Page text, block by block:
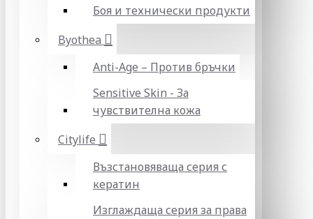
Боя и технически продукти
Byothea
Anti-Age – Против бръчки
Sensitive Skin - За
чувствителна кожа
Citylife
Възстановяваща серия с
кератин
Изглаждаща серия за права